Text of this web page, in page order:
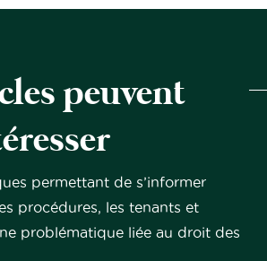
peuvent
permettant de s’informer
procédures, les tenants et
problématique liée au droit des
ment
choisi
r la
forme
que
idéale
pour
es,
ves
ou
appo